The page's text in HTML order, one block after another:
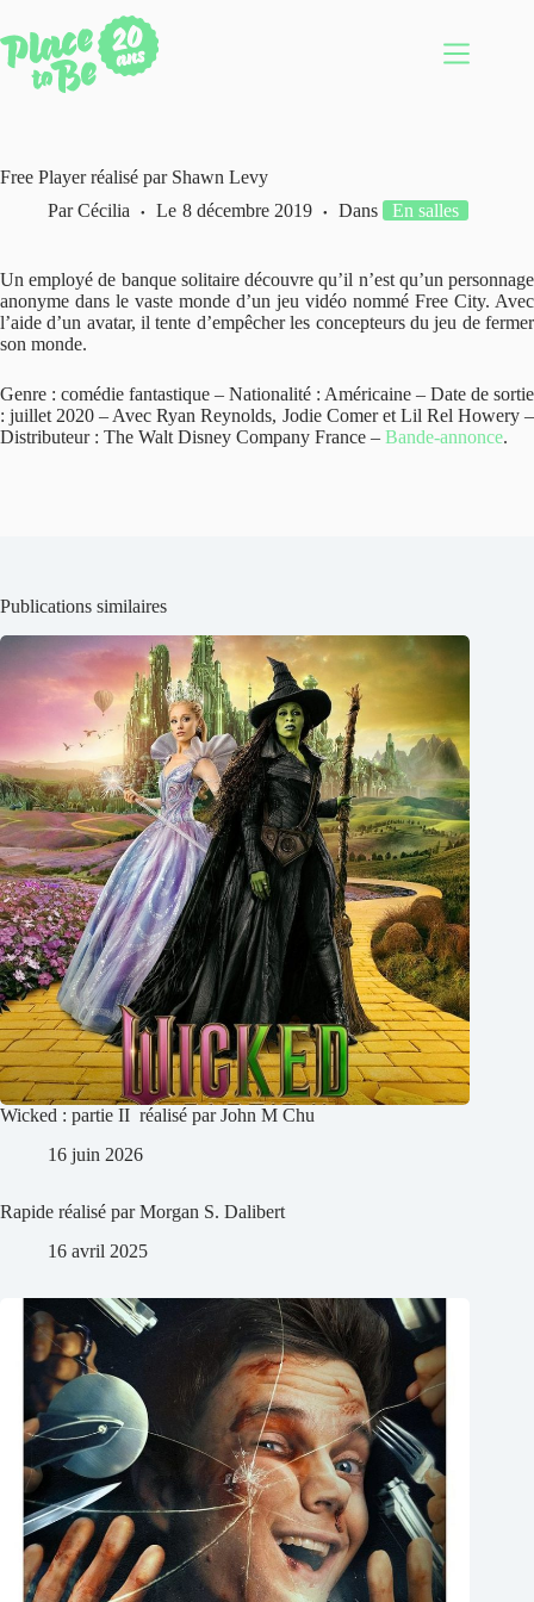
au
contenu
Free Player réalisé par Shawn Levy
Par Cécilia Le 8 décembre 2019 Dans En salles
Un employé de banque solitaire découvre qu’il n’est qu’un personnage
anonyme dans le vaste monde d’un jeu vidéo nommé Free City. Avec
l’aide d’un avatar, il tente d’empêcher les concepteurs du jeu de fermer
son monde.
Genre : comédie fantastique – Nationalité : Américaine – Date de sortie
: juillet 2020 – Avec Ryan Reynolds, Jodie Comer et Lil Rel Howery –
Distributeur : The Walt Disney Company France – Bande-annonce.
Publications similaires
Wicked : partie II réalisé par John M Chu
16 juin 2026
Rapide réalisé par Morgan S. Dalibert
16 avril 2025